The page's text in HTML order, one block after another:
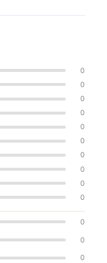
0
0
0
0
0
0
0
0
0
0
0
0
0